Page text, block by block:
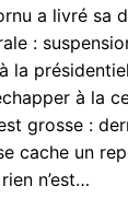
a livré sa
:
la
à la
grosse :
cache un
n’est…